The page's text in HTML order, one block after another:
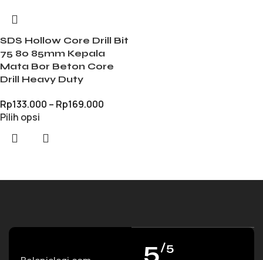
SDS Hollow Core Drill Bit
75 80 85mm Kepala
Mata Bor Beton Core
Drill Heavy Duty
Rp133.000 – Rp169.000
Pilih opsi
5/5